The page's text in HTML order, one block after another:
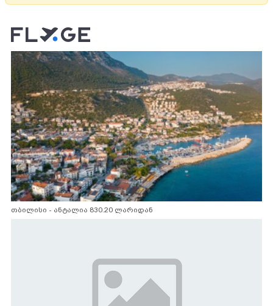
თბილისი - ანტალია 830.20 ლარიდან